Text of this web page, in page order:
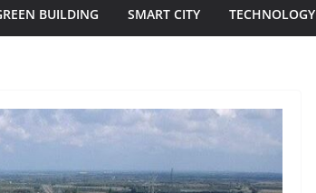
BUILDING SMART CITY TECHNOLOGY
CONSTRUCTION
THAILAND : VOL.33
(May-Jun 2026)